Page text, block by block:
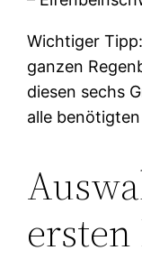
Wichtiger
ganzen
diesen sechs
alle